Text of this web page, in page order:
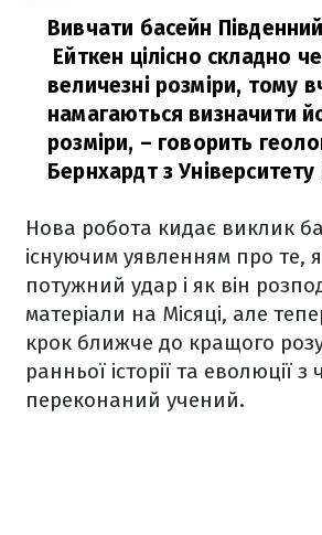
Вивчати басейн
Ейткен цілісно складно
величезні розміри, тому
намагаються визначити
розміри, – говорить
Бернхардт з
Нова робота кидає виклик
існуючим уявленням про те,
потужний удар і як він
матеріали на Місяці, але
крок ближче до кращого
ранньої історії та еволюції з
переконаний учений.